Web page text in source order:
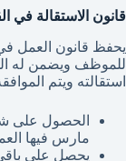
قانون الاستقالة في
يحفظ قانون العمل
للموظف ويضمن له
استقالته ويتم
الحصول على
مارس فيها
يحصل على